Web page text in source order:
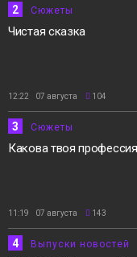
2 Сюжеты
Чистая сказка
12:22 07 августа 104
3 Сюжеты
Какова твоя
11:19 07 августа 143
4 Выпуски новостей